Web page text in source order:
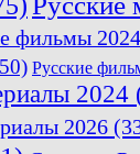
фильмы 2024
Русские
2024
2026